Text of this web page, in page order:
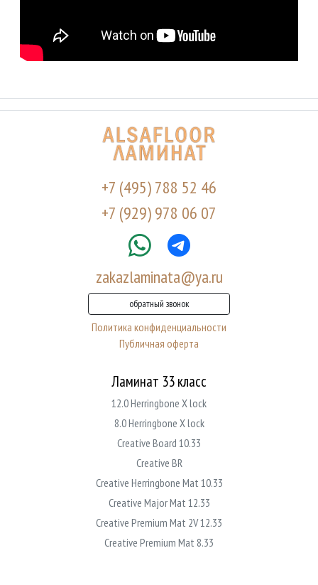
+7 (495) 788 52 46
+7 (929) 978 06 07
zakazlaminata@ya.ru
обратный звонок
Политика конфиденциальности
Публичная оферта
Ламинат 33 класс
12.0 Herringbone X lock
8.0 Herringbone X lock
Creative Board 10.33
Creative BR
Creative Herringbone Mat 10.33
Creative Major Mat 12.33
Creative Premium Mat 2V 12.33
Creative Premium Mat 8.33